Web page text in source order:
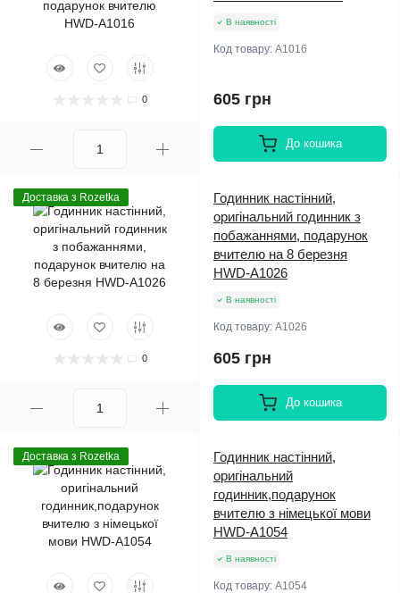
0
В наявності
Код товару: A1016
605 грн
До кошика
Доставка з Rozetka
0
Годинник настінний,
оригінальний годинник з
побажаннями, подарунок
вчителю на 8 березня
HWD-A1026
В наявності
Код товару: A1026
605 грн
До кошика
Доставка з Rozetka
Годинник настінний,
оригінальний
годинник,подарунок
вчителю з німецької мови
HWD-A1054
В наявності
Код товару: A1054